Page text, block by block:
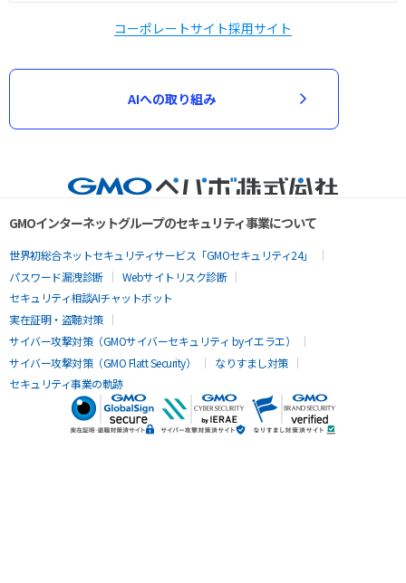
コーポレートサイト採用サイト
AIへの取り組み
GMOインターネットグループのセキュリティ事業について
世界初総合ネットセキュリティサービス「GMOセキュリティ24」
パスワード漏洩診断
Webサイトリスク診断
セキュリティ相談AIチャットボット
実在証明・盗聴対策
サイバー攻撃対策（GMOサイバーセキュリティ byイエラエ）
サイバー攻撃対策（GMO Flatt Security）
なりすまし対策
セキュリティ事業の軌跡